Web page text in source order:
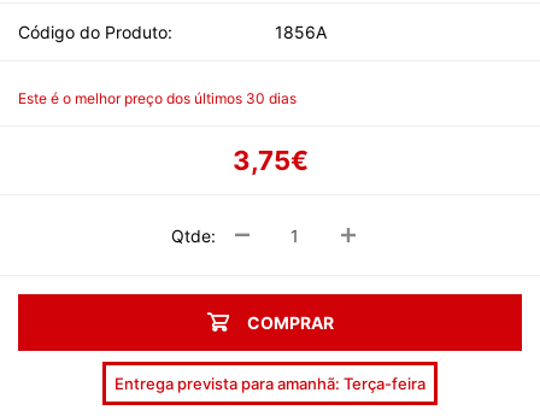
Código do Produto: 1856A
Este é o melhor preço dos últimos 30 dias
3,75€
Qtde:
COMPRAR
Entrega prevista para amanhã: Terça-feira